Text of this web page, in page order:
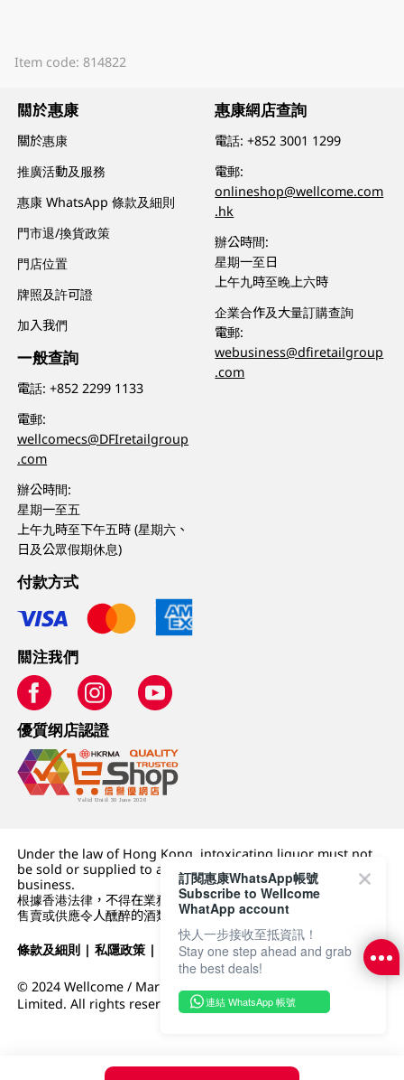
Item code: 814822
關於惠康
關於惠康
推廣活動及服務
惠康 WhatsApp 條款及細則
門市退/換貨政策
門店位置
牌照及許可證
加入我們
一般查詢
電話:+852 2299 1133
電郵:
wellcomecs@DFIretailgroup
.com
辦公時間:
星期一至五
上午九時至下午五時 (星期六、
日及公眾假期休息)
惠康網店查詢
電話:+852 3001 1299
電郵:
onlineshop@wellcome.com
.hk
辦公時間:
星期一至日
上午九時至晚上六時
企業合作及大量訂購查詢
電郵:
webusiness@dfiretailgroup
.com
付款方式
關注我們
優質纲店認證
Under the law of Hong Kong, intoxicating liquor must not
be sold or supplied to a minor (under 18) in the course of
business.
根據香港法律，不得在業務過程中，向未成年人 (18 歲以下人士)
售賣或供應令人醺醉的酒類。
條款及細則 |私隱政策 | DFI零售集團
© 2024 Wellcome / Market Place. The Dairy Farm Company
Limited. All rights reserved.
訂閱惠康WhatsApp帳號
Subscribe to Wellcome
WhatApp account
快人一步接收至抵資訊！
Stay one step ahead and grab
the best deals!
連結 WhatsApp 帳號